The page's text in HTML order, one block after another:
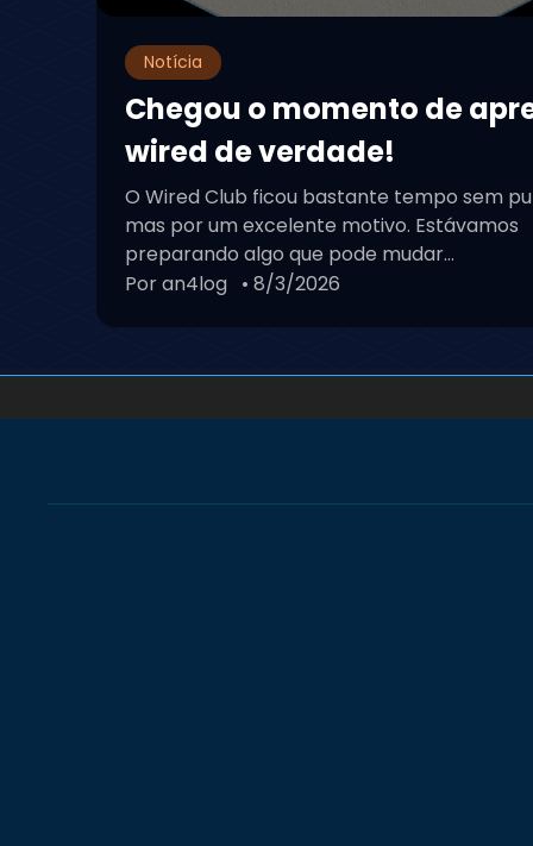
Notícia
Chegou o momento de
wired de verdade!
O Wired Club ficou bastante tempo sem
mas por um excelente motivo. Estávamos
preparando algo que pode mudar...
Por an4log • 8/3/2026